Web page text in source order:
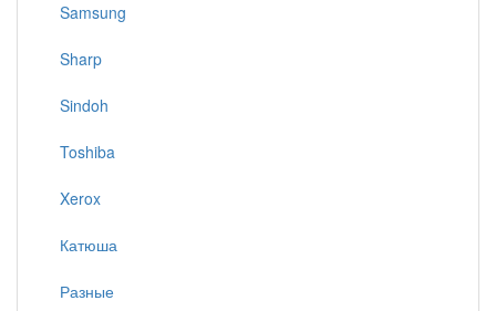
Samsung
Sharp
Sindoh
Toshiba
Xerox
Катюша
Разные